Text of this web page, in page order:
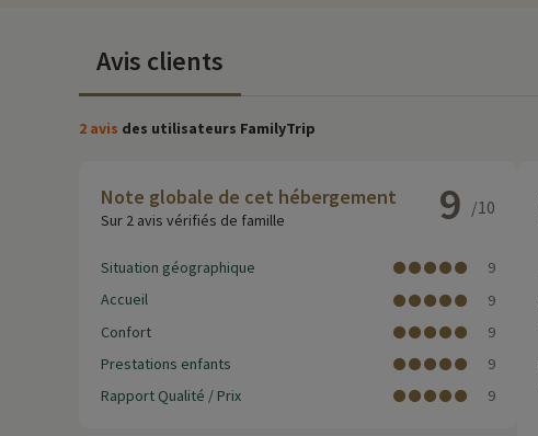
Avis clients
2 avis des utilisateurs FamilyTrip
Note globale de cet hébergement
Sur 2 avis vérifiés de famille 9 /10
Situation géographique
9
Accueil
9
Confort
9
Prestations enfants
9
Rapport Qualité / Prix
9